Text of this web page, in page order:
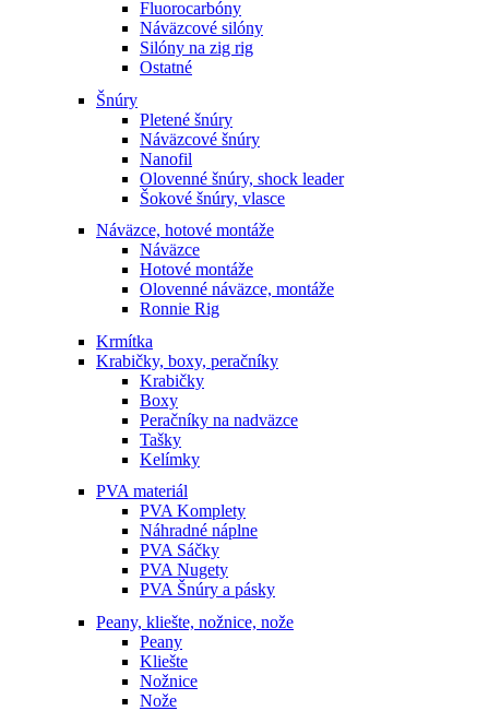
Fluorocarbóny
Náväzcové silóny
Silóny na zig rig
Ostatné
Šnúry
Pletené šnúry
Náväzcové šnúry
Nanofil
Olovenné šnúry, shock leader
Šokové šnúry, vlasce
Náväzce, hotové montáže
Náväzce
Hotové montáže
Olovenné náväzce, montáže
Ronnie Rig
Krmítka
Krabičky, boxy, peračníky
Krabičky
Boxy
Peračníky na nadväzce
Tašky
Kelímky
PVA materiál
PVA Komplety
Náhradné náplne
PVA Sáčky
PVA Nugety
PVA Šnúry a pásky
Peany, kliešte, nožnice, nože
Peany
Kliešte
Nožnice
Nože